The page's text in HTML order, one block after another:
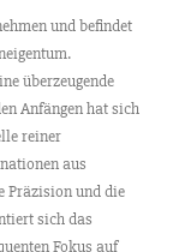
und befindet
überzeugende
Anfängen hat sich
reiner
aus
Präzision und die
sich das
Fokus auf